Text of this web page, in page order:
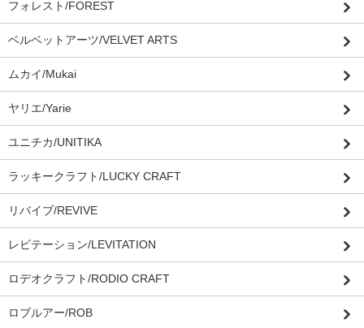
フォレスト/FOREST
ベルベットアーツ/VELVET ARTS
ムカイ/Mukai
ヤリエ/Yarie
ユニチカ/UNITIKA
ラッキークラフト/LUCKY CRAFT
リバイブ/REVIVE
レビテーション/LEVITATION
ロデオクラフト/RODIO CRAFT
ロブルアー/ROB